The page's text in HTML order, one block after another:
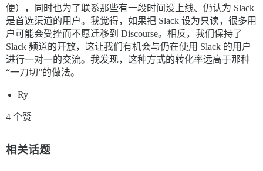
便），同时也为了联系那些有一段时间没上线、仍认为 Slack
是首选渠道的用户。我觉得，如果把 Slack 设为只读，很多用
户可能会受挫而不愿迁移到 Discourse。相反，我们保持了
Slack 频道的开放，这让我们有机会与仍在使用 Slack 的用户
进行一对一的交流。我发现，这种方式的转化率远高于那种
“一刀切”的做法。
Ry
4 个赞
相关话题